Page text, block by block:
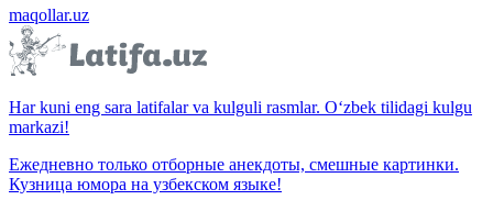
maqollar.uz
Har kuni eng sara latifalar va kulguli rasmlar. O‘zbek tilidagi kulgu
markazi!
Ежедневно только отборные анекдоты, смешные картинки.
Кузница юмора на узбекском языке!